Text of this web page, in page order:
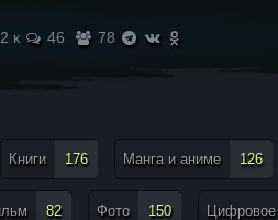
2 к 46 78
Книги 176 Манга и аниме 126
82 Фото 150 Цифровое